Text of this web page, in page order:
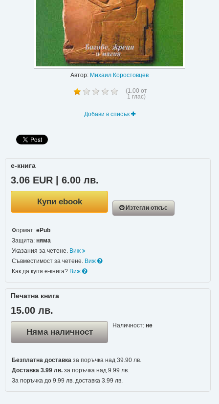
Автор: Михаил Коростовцев
(1.00 от
1 глас)
Добави в списък
е-книга
3.06 EUR | 6.00 лв.
Купи ebook
Изтегли откъс
Формат: ePub
Защита: няма
Указания за четене. Виж
Съвместимост за четене. Виж
Как да купя е-книга? Виж
Печатна книга
15.00 лв.
Няма наличност
Наличност: не
Безплатна доставказа поръчка над 39.90 лв.
Доставка 3.99 лв.за поръчка над 9.99 лв.
За поръчка до 9.99 лв. доставка 3.99 лв.